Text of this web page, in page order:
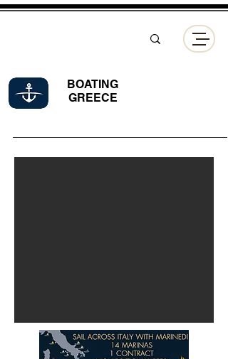
BOATING
GREECE